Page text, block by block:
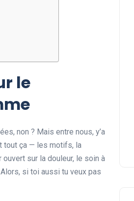
le
non ? Mais entre nous, y’a
tout ça — les motifs, la
sur la douleur, le soin à
si toi aussi tu veux pas
style de coupe courte
frange devant adopter